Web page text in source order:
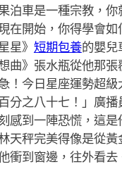
泊車是一種宗教，
在開始，你得學會
星》 短期包養的嬰兒
曲》張水瓶從他那
！今日星座運勢超
分之八十七！」廣
感到一陣恐慌，這
天秤完美得像是從
衝到窗邊，往外看